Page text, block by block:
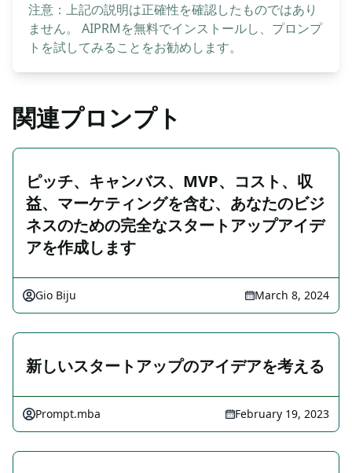
注意：上記の説明は正確性を確認したものではあり
ません。 AIPRMを無料でインストールし、プロンプ
トを試してみることをお勧めします。
関連プロンプト
ピッチ、キャンバス、MVP、コスト、収
益、マーケティングを含む、あなたのビジ
ネスのための完全なスタートアップアイデ
アを作成します
Gio Biju March 8, 2024
新しいスタートアップのアイデアを考える
Prompt.mba February 19, 2023